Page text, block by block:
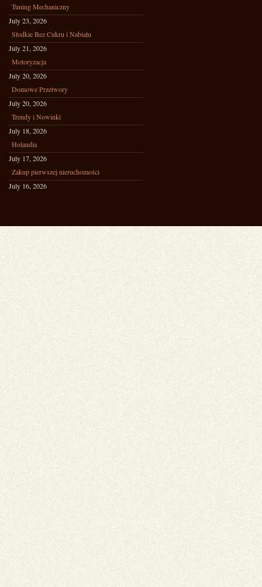
Tuning Mechaniczny
July 23, 2026
Słodkie Bez Cukru i Nabiału
July 21, 2026
Motoryzacja
July 20, 2026
Domowe Przetwory
July 20, 2026
Trendy i Nowinki
July 18, 2026
Holandia
July 17, 2026
Zakup pierwszej nieruchomości
July 16, 2026